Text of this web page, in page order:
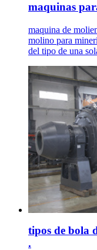
maquinas
maquina de
molino para
del tipo de una
tipos de bola
.